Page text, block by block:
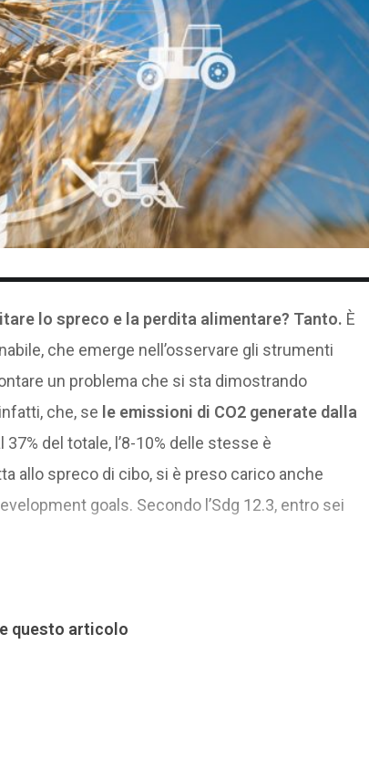
lo spreco e la perdita alimentare? Tanto. È
che emerge nell’osservare gli strumenti
un problema che si sta dimostrando
che, se le emissioni di CO2 generate dalla
del totale, l’8-10% delle stesse è
allo spreco di cibo, si è preso carico anche
goals. Secondo l’Sdg 12.3, entro sei
questo articolo